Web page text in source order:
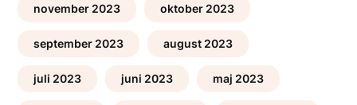
november 2023 oktober 2023
september 2023 august 2023
juli 2023 juni 2023 maj 2023